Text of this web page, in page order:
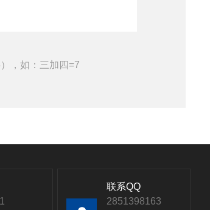
，如：三加四=7
联系QQ
2851398163